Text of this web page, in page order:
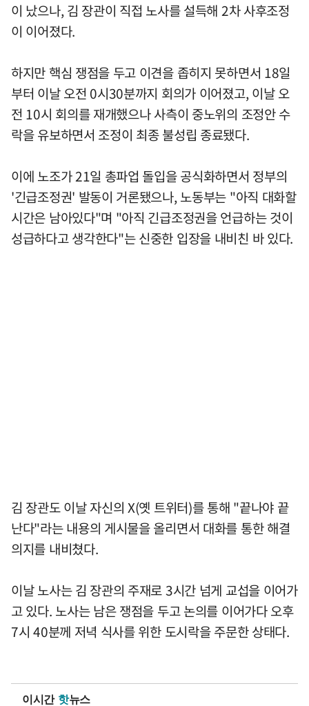
이 났으나, 김 장관이 직접 노사를 설득해 2차 사후조정
이 이어졌다.
하지만 핵심 쟁점을 두고 이견을 좁히지 못하면서 18일
부터 이날 오전 0시30분까지 회의가 이어졌고, 이날 오
전 10시 회의를 재개했으나 사측이 중노위의 조정안 수
락을 유보하면서 조정이 최종 불성립 종료됐다.
이에 노조가 21일 총파업 돌입을 공식화하면서 정부의
'긴급조정권' 발동이 거론됐으나, 노동부는 "아직 대화할
시간은 남아있다"며 "아직 긴급조정권을 언급하는 것이
성급하다고 생각한다"는 신중한 입장을 내비친 바 있다.
김 장관도 이날 자신의 X(옛 트위터)를 통해 "끝나야 끝
난다"라는 내용의 게시물을 올리면서 대화를 통한 해결
의지를 내비쳤다.
이날 노사는 김 장관의 주재로 3시간 넘게 교섭을 이어가
고 있다. 노사는 남은 쟁점을 두고 논의를 이어가다 오후
7시 40분께 저녁 식사를 위한 도시락을 주문한 상태다.
이시간 핫뉴스